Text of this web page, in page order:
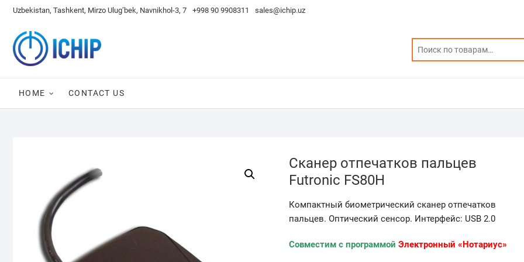
Skip
content
Uzbekistan, Tashkent, Mirzo Ulug’bek, Navnikhol-3, 7 +998 90 9908311 sales@ichip.uz
HOME CONTACT US
Сканер отпечатков пальцев
Futronic FS80H
Компактный биометрический сканер отпечатков
пальцев. Оптический сенсор. Интерфейс: USB 2.0
Совместим с программой Электронный «Нотариус»